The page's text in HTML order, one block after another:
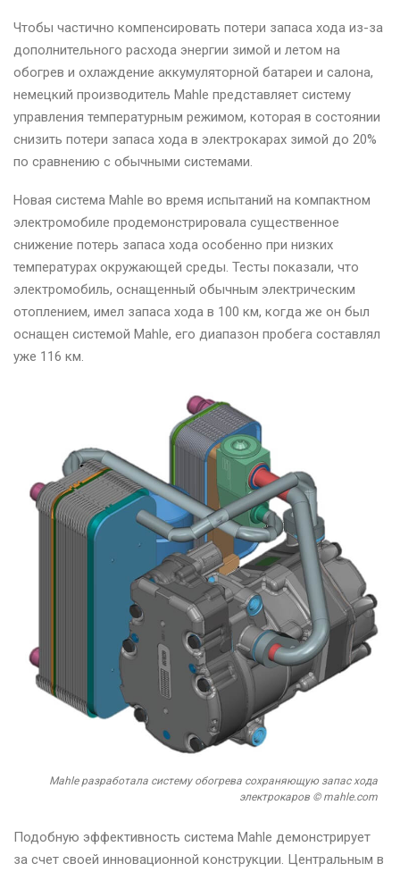
Чтобы частично компенсировать потери запаса хода из-за
дополнительного расхода энергии зимой и летом на
обогрев и охлаждение аккумуляторной батареи и салона,
немецкий производитель Mahle представляет систему
управления температурным режимом, которая в состоянии
снизить потери запаса хода в электрокарах зимой до 20%
по сравнению с обычными системами.
Новая система Mahle во время испытаний на компактном
электромобиле продемонстрировала существенное
снижение потерь запаса хода особенно при низких
температурах окружающей среды. Тесты показали, что
электромобиль, оснащенный обычным электрическим
отоплением, имел запаса хода в 100 км, когда же он был
оснащен системой Mahle, его диапазон пробега составлял
уже 116 км.
Mahle разработала систему обогрева сохраняющую запас хода
электрокаров © mahle.com
Подобную эффективность система Mahle демонстрирует
за счет своей инновационной конструкции. Центральным в